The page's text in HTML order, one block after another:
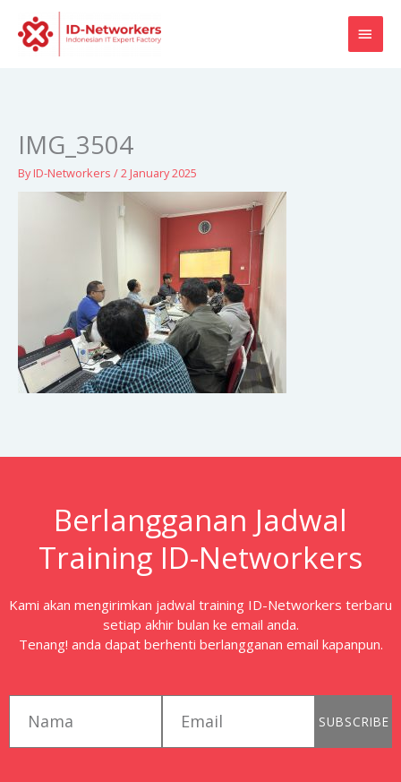
content
IMG_3504
ByID-Networkers /2 January 2025
Berlangganan Jadwal
Training ID-Networkers
Kami akan mengirimkan jadwal training ID-Networkers terbaru
setiap akhir bulan ke email anda.
Tenang! anda dapat berhenti berlangganan email kapanpun.
SUBSCRIBE